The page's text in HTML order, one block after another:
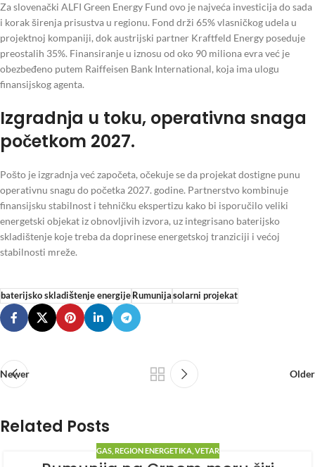
Za slovenački ALFI Green Energy Fund ovo je najveća investicija do sada
i korak širenja prisustva u regionu. Fond drži 65% vlasničkog udela u
projektnoj kompaniji, dok austrijski partner Kraftfeld Energy poseduje
preostalih 35%. Finansiranje u iznosu od oko 90 miliona evra već je
obezbeđeno putem Raiffeisen Bank International, koja ima ulogu
finansijskog agenta.
Izgradnja u toku, operativna snaga
početkom 2027.
Pošto je izgradnja već započeta, očekuje se da projekat dostigne punu
operativnu snagu do početka 2027. godine. Partnerstvo kombinuje
finansijsku stabilnost i tehničku ekspertizu kako bi isporučilo veliki
energetski objekat iz obnovljivih izvora, uz integrisano baterijsko
skladištenje koje treba da doprinese energetskoj tranziciji i većoj
stabilnosti mreže.
baterijsko skladištenje energijeRumunija solarni projekat
Newer Older
Related Posts
GAS, REGION ENERGETIKA, VETAR